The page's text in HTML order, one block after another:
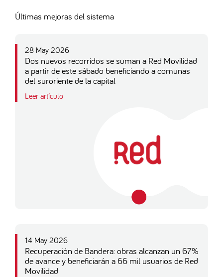
Últimas mejoras del sistema
28 May 2026
Dos nuevos recorridos se suman a Red Movilidad
a partir de este sábado beneficiando a comunas
del suroriente de la capital
Leer artículo
14 May 2026
Recuperación de Bandera: obras alcanzan un 67%
de avance y beneficiarán a 66 mil usuarios de Red
Movilidad